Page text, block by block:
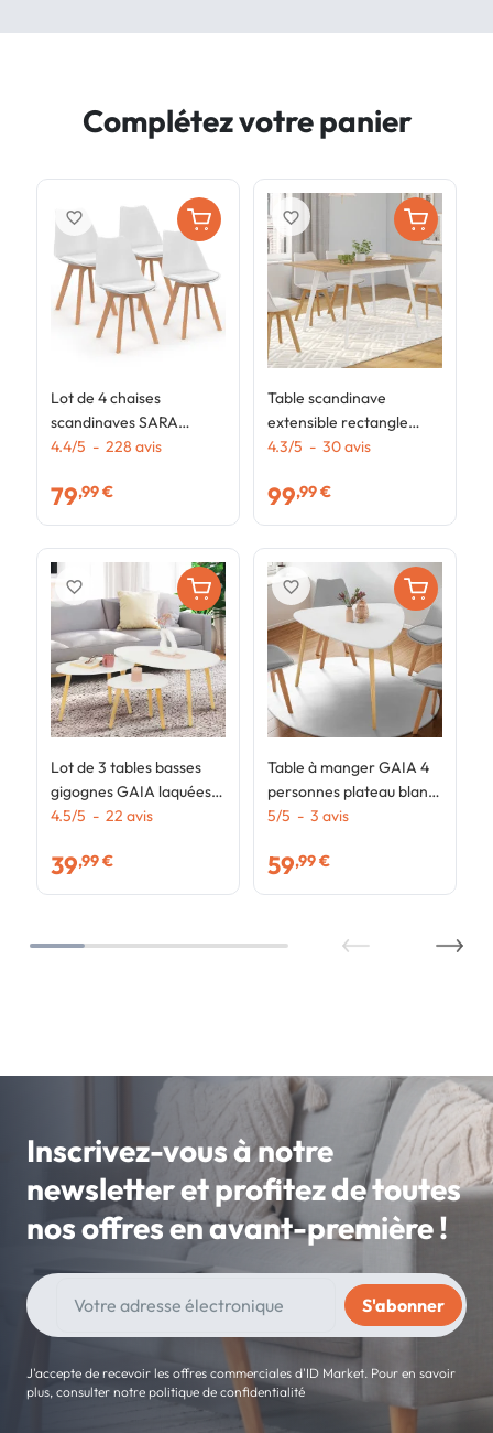
Complétez votre panier
Lot de 4 chaises
scandinaves SARA
blanches pour salle à
4.4/5 - 228 avis
79,99 €
favorite_border
Lot de 3 tables basses
gigognes GAIA laquées
blanc scandinave
4.5/5 - 22 avis
39,99 €
favorite_border
Table scandinave
extensible rectangle
INGA 4-8 personnes
110-150 cm
4.3/5 - 30avis
99,99 €
favorite_border
Table à manger GAIA 4
personnes plateau blanc
pieds bois 110 cm
5/5 - 3 avis
59,99 €
favorite_border
Inscrivez-vous à notre
newsletter et profitez de toutes
nos offres en avant-première !
J'accepte de recevoir les offres commerciales d'ID Market. Pour en savoir
plus, consulter notre politique de confidentialité